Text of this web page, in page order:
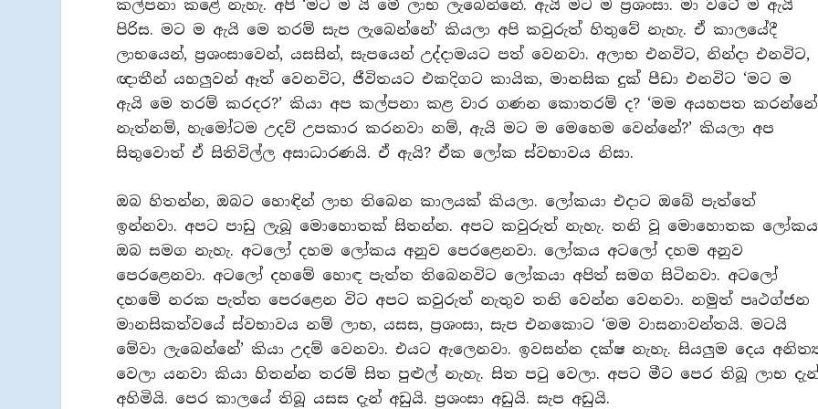
කල්පනා කළේ නැහැ. අපි ‘මට ම යි මේ ලාභ ලැබෙන්නේ. ඇයි මට ම ප්‍රශංසා. මා වටේ ම ඇයි
පිරිස. මට ම ඇයි මෙ තරම් සැප ලැබෙන්නේ’ කියලා අපි කවුරුත් හිතුවේ නැහැ. ඒ කාලයේදී
ලාභයෙන්, ප්‍රශංසාවෙන්, යසසින්, සැපයෙන් උද්දාමයට පත් වෙනවා. අලාභ එනවිට, නින්දා එනවිට,
ඥාතීන් යහලුවන් ඈත් වෙනවිට, ජීවිතයට එකදිගට කායික, මානසික දුක් පීඩා එනවිට ‘මට ම
ඇයි මෙ තරම් කරදර?’ කියා අප කල්පනා කළ වාර ගණන කොතරම් ද? ‘මම අයහපත කරන්නේ
නැත්නම්, හැමෝටම උදව් උපකාර කරනවා නම්, ඇයි මට ම මෙහෙම වෙන්නේ?’ කියලා අප
සිතුවොත් ඒ සිතිවිල්ල අසාධාරණයි. ඒ ඇයි? ඒක ලෝක ස්වභාවය නිසා.
ඔබ හිතන්න, ඔබට හොඳින් ලාභ තිබෙන කාලයක් කියලා. ලෝකයා එදාට ඔබේ පැත්තේ
ඉන්නවා. අපට පාඩු ලැබූ මොහොතක් සිතන්න. අපට කවුරුත් නැහැ. තනි වූ මොහොතක
ඔබ සමග නැහැ. අටලෝ දහම ලෝකය අනුව පෙරළෙනවා. ලෝකය අටලෝ දහම අනුව
පෙරළෙනවා. අටලෝ දහමේ හොඳ පැත්ත තිබෙනවිට ලෝකයා අපිත් සමග සිටිනවා. අටලෝ
දහමේ නරක පැත්ත පෙරළෙන විට අපට කවුරුත් නැතුව තනි වෙන්න වෙනවා. නමුත් පෘථග්ජන
මානසිකත්වයේ ස්වභාවය නම් ලාභ, යසස, ප්‍රශංසා, සැප එනකොට ‘මම වාසනාවන්තයි. මටයි
මේවා ලැබෙන්නේ’ කියා උදම් වෙනවා. එයට ඇලෙනවා. ඉවසන්න දක්ෂ නැහැ. සියලුම දෙය
වෙලා යනවා කියා හිතන්න තරම් සිත පුළුල් නැහැ. සිත පටු වෙලා. අපට මීට පෙර තිබූ ලාභ
අහිමියි. පෙර කාලයේ තිබූ යසස දැන් අඩුයි. ප්‍රශංසා අඩුයි. සැප අඩුයි.